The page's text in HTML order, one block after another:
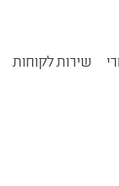
שירות לקוחות